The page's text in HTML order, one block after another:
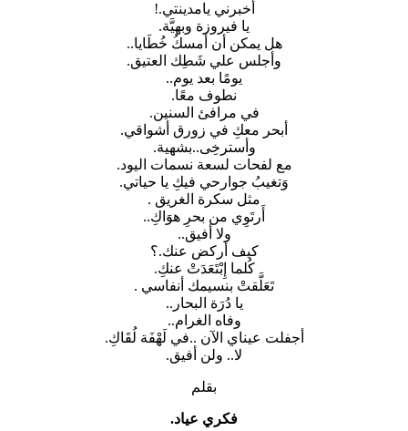
أخبرني يامدينتي.!
يا فيروزة وبهيَّة.
هل يمكن أن أمسكُ خُطَايا..
وأجلس علي شَطِك العتيق.
يومًا بعد يوم..
نطوف معًا.
في مرافئ السنين.
أبحر معكِ في زورق أشواقي.
وأسترخِى..بشهية.
مع لفحات لسعة نسمات اليود.
وَتغيبُ جوارحي فيكِ يا حياتي.
مثل سكرة الغريق .
أَرتَوِي من بحرِ هوَاكِ..
ولا أفيق..
كيف أركض عنك.؟
كُلما إِبْتَعَدَتْ عنكِ.
تَعَلَّقتْ بنسيمك أنفاسي .
يا دُرَة البحار..
وفاه الغرام..
أجفلت عيناي الآن ..في لَهْفَة لُقَاكِ.
لا.. ولن أفيق.
بقلم
فكري عياد.